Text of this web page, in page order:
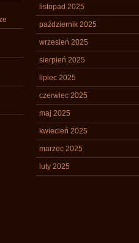
listopad 2025
październik 2025
wrzesień 2025
sierpień 2025
lipiec 2025
czerwiec 2025
maj 2025
kwiecień 2025
marzec 2025
luty 2025